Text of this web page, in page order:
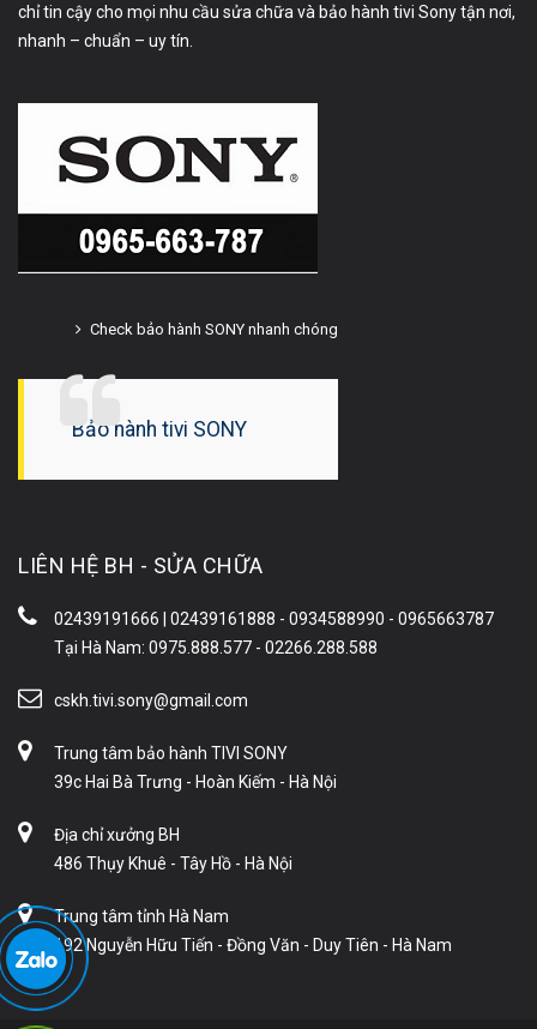
chỉ tin cậy cho mọi nhu cầu sửa chữa và bảo hành tivi Sony tận nơi,
nhanh – chuẩn – uy tín.
Check bảo hành SONY nhanh chóng
Bảo hành tivi SONY
LIÊN HỆ BH - SỬA CHỮA
02439191666 | 02439161888 - 0934588990 - 0965663787
Tại Hà Nam: 0975.888.577 - 02266.288.588
cskh.tivi.sony@gmail.com
Trung tâm bảo hành TIVI SONY
39c Hai Bà Trưng - Hoàn Kiếm - Hà Nội
Địa chỉ xưởng BH
486 Thụy Khuê - Tây Hồ - Hà Nội
Trung tâm tỉnh Hà Nam
192 Nguyễn Hữu Tiến - Đồng Văn - Duy Tiên - Hà Nam